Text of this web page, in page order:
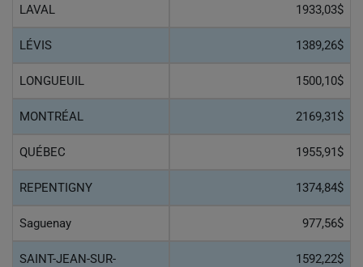
LAVAL 1933,03$
LÉVIS 1389,26$
LONGUEUIL 1500,10$
MONTRÉAL 2169,31$
QUÉBEC 1955,91$
REPENTIGNY 1374,84$
Saguenay 977,56$
SAINT-JEAN-SUR-
1592,22$